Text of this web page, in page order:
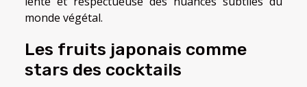
monde végétal.
Les fruits japonais comme
stars des cocktails